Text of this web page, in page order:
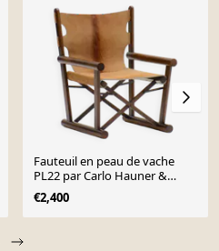
Fauteuil en peau de vache
PL22 par Carlo Hauner &
Martin Eisler pour OCA, Brésil
60s.
€2,400